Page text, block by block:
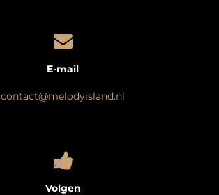
E-mail
contact@melodyisland.nl
Volgen